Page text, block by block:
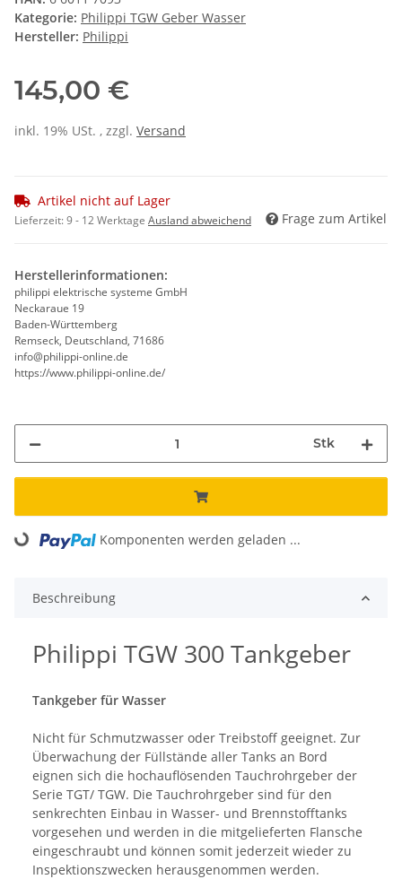
Kategorie: Philippi TGW Geber Wasser
Hersteller: Philippi
145,00 €
inkl. 19% USt. , zzgl. Versand
Artikel nicht auf Lager
Lieferzeit:9 - 12 Werktage Ausland abweichend Frage zum Artikel
Herstellerinformationen:
philippi elektrische systeme GmbH
Neckaraue 19
Baden-Württemberg
Remseck, Deutschland, 71686
info@philippi-online.de
https://www.philippi-online.de/
Stk
Loading... Komponenten werden geladen ...
Beschreibung
Philippi TGW 300 Tankgeber
Tankgeber für Wasser
Nicht für Schmutzwasser oder Treibstoff geeignet. Zur
Überwachung der Füllstände aller Tanks an Bord
eignen sich die hochauflösenden Tauchrohrgeber der
Serie TGT/ TGW. Die Tauchrohrgeber sind für den
senkrechten Einbau in Wasser- und Brennstofftanks
vorgesehen und werden in die mitgelieferten Flansche
eingeschraubt und können somit jederzeit wieder zu
Inspektionszwecken herausgenommen werden.